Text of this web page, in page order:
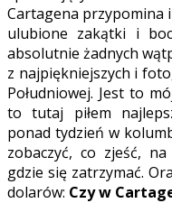
Cartagena przypomina
ulubione zakątki i
absolutnie żadnych
z najpiękniejszych i
Południowej. Jest to
to tutaj piłem
ponad tydzień w
zobaczyć, co zjeść,
gdzie się zatrzymać.
dolarów: Czy w